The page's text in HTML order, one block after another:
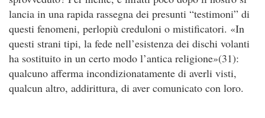
lancia in una rapida rassegna dei presunti “testimoni” di
questi fenomeni, perlopiù creduloni o mistificatori. «In
questi strani tipi, la fede nell’esistenza dei dischi volanti
ha sostituito in un certo modo l’antica religione»(31):
qualcuno afferma incondizionatamente di averli visti,
qualcun altro, addirittura, di aver comunicato con loro.